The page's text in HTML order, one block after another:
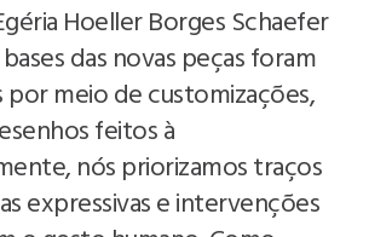
Hoeller Borges Schaefer
das novas peças foram
meio de customizações,
feitos à
nós priorizamos traços
expressivas e intervenções